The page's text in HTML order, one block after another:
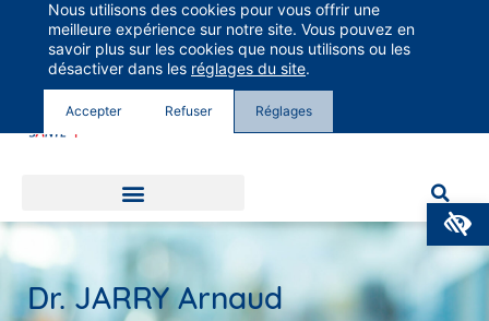
Groupe Vivalto Santé
Entre nous, la vie
Dr. JARRY Arnaud
Nous utilisons des cookies pour vous offrir une
meilleure expérience sur notre site. Vous pouvez en
savoir plus sur les cookies que nous utilisons ou les
désactiver dans les réglages du site.
Accepter Refuser Réglages